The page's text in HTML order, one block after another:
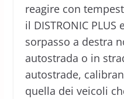
reagire con
il DISTRONIC
sorpasso a destra
autostrada o in
autostrade,
quella dei veicoli